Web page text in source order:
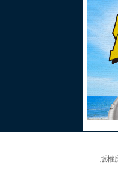
版權